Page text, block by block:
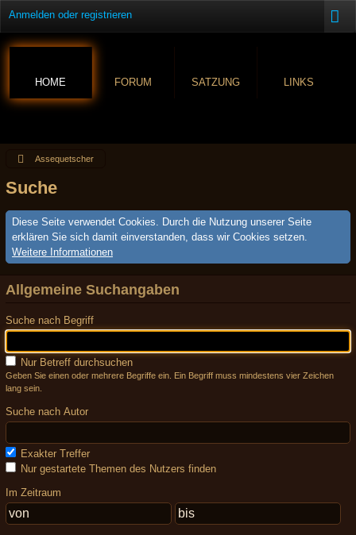
Anmelden oder registrieren
HOME FORUM SATZUNG LINKS
Assequetscher
Suche
Diese Seite verwendet Cookies. Durch die Nutzung unserer Seite
erklären Sie sich damit einverstanden, dass wir Cookies setzen.
Weitere Informationen
Allgemeine Suchangaben
Suche nach Begriff
Nur Betreff durchsuchen
Geben Sie einen oder mehrere Begriffe ein. Ein Begriff muss mindestens vier Zeichen
lang sein.
Suche nach Autor
Exakter Treffer
Nur gestartete Themen des Nutzers finden
Im Zeitraum